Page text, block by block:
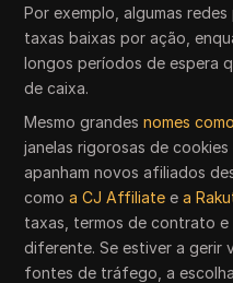
Por exemplo, algumas
taxas baixas por ação,
longos períodos de espera
de caixa.
Mesmo grandesnomes
janelas rigorosas de
apanham novos afiliados
comoa CJ Affiliate ea
taxas, termos de contrato
diferente. Se estiver a gerir
fontes de tráfego, a